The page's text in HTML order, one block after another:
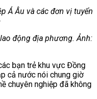
Á Âu và các đơn vị tuyển
động địa phương. Ảnh:
bạn trẻ khu vực Đồng
cả nước nói chung giờ
chuyên nghiệp đã không